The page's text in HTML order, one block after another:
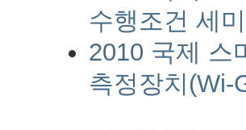
수행조건 세
2010 국제 스
측정장치(Wi-